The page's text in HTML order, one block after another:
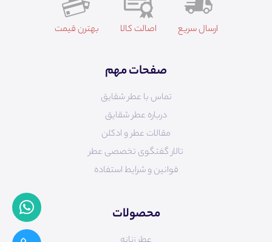
ارسال سریع اصالت کالا بهترن قیمت
صفحات مهم
تماس با عطر شقایق
درباره عطر شقایق
مقالات عطر و ادکلن
تالار گفتگوی تخصصی عطر
قوانین و شرایط استفاده
محصولات